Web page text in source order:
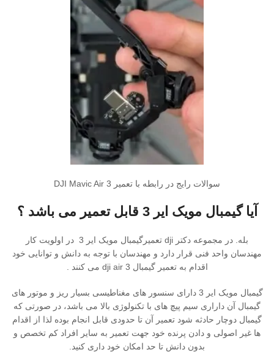
سوالات رایج در رابطه با تعمیر DJI Mavic Air 3
آیا گیمبال مویک ایر 3 قابل تعمیر می باشد ؟
بله. در مجموعه دکتر dji تعمیرگیمبال مویک ایر 3 در اولویت کار
مهندسان واحد فنی قرار دارد و مهندسان با توجه به دانش و توانایی خود
اقدام به تعمیر گیمبال dji air 3 می کنند .
گیمبال مویک ایر 3 دارای سنسور های مغناطیسی بسیار ریز و موتور های
گیمبال آن داراری سیم پیچ های با تکنولوژی بالا می باشد، در صورتی که
گیمبال دوچار حادثه شود تعمیر آن تا حدودی قابل انجام بوده لذا از اقدام
ها غیر اصولی و دادن پرنده خود جهت تعمیر به سایر افراد کم تخصص و
بدون دانش تا حد امکان خود داری کنید.